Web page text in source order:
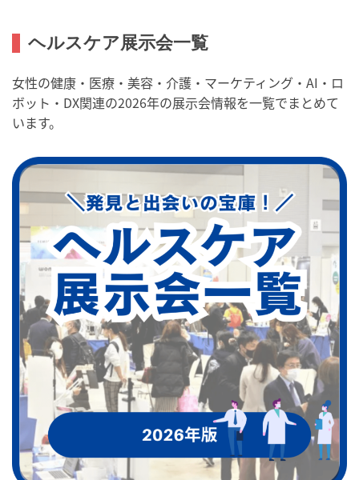
ヘルスケア展示会一覧
女性の健康・医療・美容・介護・マーケティング・AI・ロ
ボット・DX関連の2026年の展示会情報を一覧でまとめて
います。